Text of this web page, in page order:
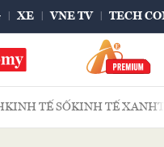
XE VNE TV TECH
KINH TẾ SỐKINH TẾ XANH